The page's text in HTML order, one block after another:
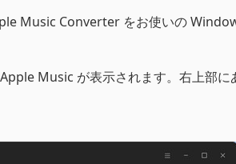
Music Converter をお使いの
Music が表示されます。右上部に